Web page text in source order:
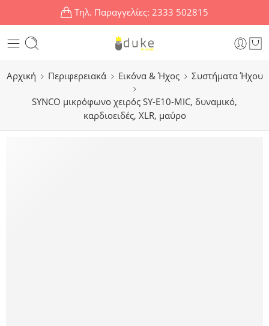
Τηλ. Παραγγελίες: 2333 502815
Αρχική Περιφερειακά Εικόνα & Ήχος Συστήματα Ήχου
SYNCO μικρόφωνο χειρός SY-E10-MIC, δυναμικό,
καρδιοειδές, XLR, μαύρο